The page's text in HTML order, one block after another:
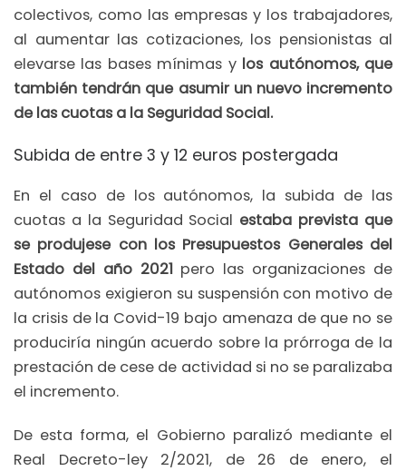
colectivos, como las empresas y los trabajadores,
al aumentar las cotizaciones, los pensionistas al
elevarse las bases mínimas y los autónomos, que
también tendrán que asumir un nuevo incremento
de las cuotas a la Seguridad Social.
Subida de entre 3 y 12 euros postergada
En el caso de los autónomos, la subida de las
cuotas a la Seguridad Social estaba prevista que
se produjese con los Presupuestos Generales del
Estado del año 2021 pero las organizaciones de
autónomos exigieron su suspensión con motivo de
la crisis de la Covid-19 bajo amenaza de que no se
produciría ningún acuerdo sobre la prórroga de la
prestación de cese de actividad si no se paralizaba
el incremento.
De esta forma, el Gobierno paralizó mediante el
Real Decreto-ley 2/2021, de 26 de enero, el